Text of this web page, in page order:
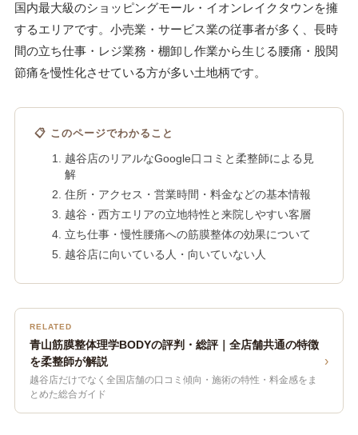
国内最大級のショッピングモール・イオンレイクタウンを擁
するエリアです。小売業・サービス業の従事者が多く、長時
間の立ち仕事・レジ業務・棚卸し作業から生じる腰痛・股関
節痛を慢性化させている方が多い土地柄です。
📋 このページでわかること
越谷店のリアルなGoogle口コミと柔整師による見
解
住所・アクセス・営業時間・料金などの基本情報
越谷・西方エリアの立地特性と来院しやすい客層
立ち仕事・慢性腰痛への筋膜整体の効果について
越谷店に向いている人・向いていない人
RELATED
青山筋膜整体理学BODYの評判・総評｜全店舗共通の特徴
を柔整師が解説
越谷店だけでなく全国店舗の口コミ傾向・施術の特性・料金感をま
とめた総合ガイド
›